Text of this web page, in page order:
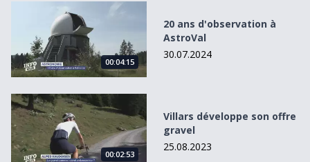
20 ans d&#039;observation à AstroVal
00:04:15
20 ans d'observation à
AstroVal
30.07.2024
Villars développe son offre gravel
00:02:53
Villars développe son offre
gravel
25.08.2023